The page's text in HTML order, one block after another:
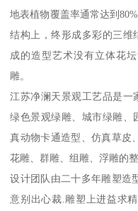
地表植物覆盖率通常达到
结构上，终形成多彩的三维
成的造型艺术没有立体花
雕。
江苏净澜天景观工艺品是一
绿色景观绿雕、城市绿雕、
真动物卡通造型、仿真草皮
花雕、群雕、组雕、浮雕的
设计团队由二十多年雕塑造
意别出心裁.雕塑上进益求